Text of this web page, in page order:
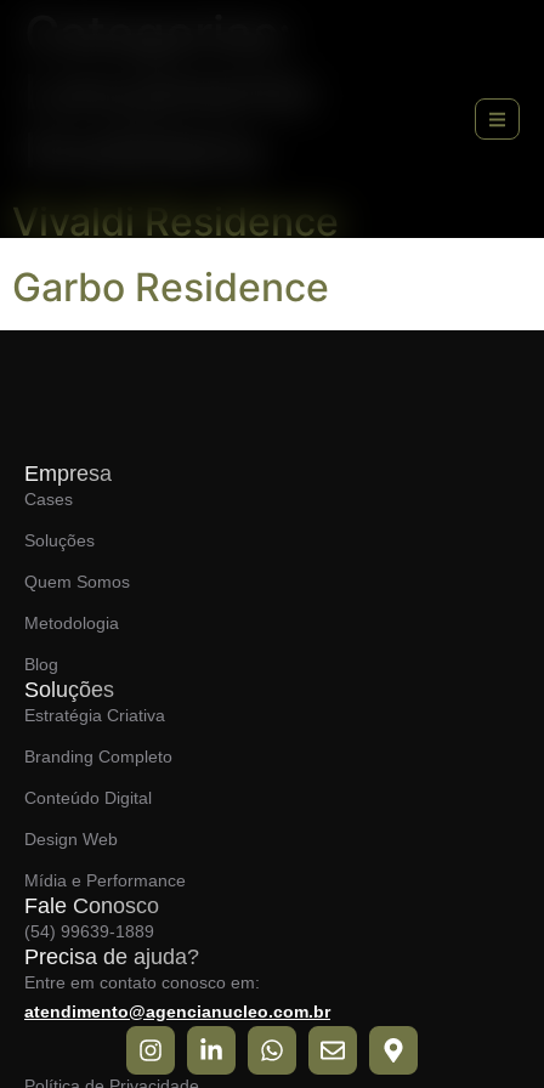
Vivaldi Residence
Garbo Residence
Empresa
Cases
Soluções
Quem Somos
Metodologia
Blog
Soluções
Estratégia Criativa
Branding Completo
Conteúdo Digital
Design Web
Mídia e Performance
Fale Conosco
(54) 99639-1889
Precisa de ajuda?
Entre em contato conosco em:
atendimento@agencianucleo.com.br